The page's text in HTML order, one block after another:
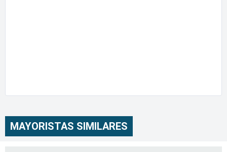
MAYORISTAS SIMILARES